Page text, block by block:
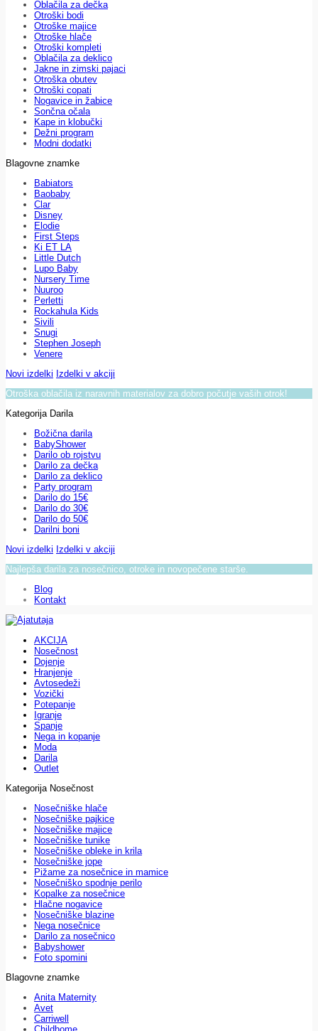
Oblačila za dečka
Otroški bodi
Otroške majice
Otroške hlače
Otroški kompleti
Oblačila za deklico
Jakne in zimski pajaci
Otroška obutev
Otroški copati
Nogavice in žabice
Sončna očala
Kape in klobučki
Dežni program
Modni dodatki
Blagovne znamke
Babiators
Baobaby
Clar
Disney
Elodie
First Steps
Ki ET LA
Little Dutch
Lupo Baby
Nursery Time
Nuuroo
Perletti
Rockahula Kids
Sivili
Snugi
Stephen Joseph
Venere
Novi izdelki Izdelki v akciji
Otroška oblačila iz naravnih materialov za dobro počutje vaših otrok!
Kategorija Darila
Božična darila
BabyShower
Darilo ob rojstvu
Darilo za dečka
Darilo za deklico
Party program
Darilo do 15€
Darilo do 30€
Darilo do 50€
Darilni boni
Novi izdelki Izdelki v akciji
Najlepša darila za nosečnico, otroke in novopečene starše.
Blog
Kontakt
AKCIJA
Nosečnost
Dojenje
Hranjenje
Avtosedeži
Vozički
Potepanje
Igranje
Spanje
Nega in kopanje
Moda
Darila
Outlet
Kategorija Nosečnost
Nosečniške hlače
Nosečniške pajkice
Nosečniške majice
Nosečniške tunike
Nosečniške obleke in krila
Nosečniške jope
Pižame za nosečnice in mamice
Nosečniško spodnje perilo
Kopalke za nosečnice
Hlačne nogavice
Nosečniške blazine
Nega nosečnice
Darilo za nosečnico
Babyshower
Foto spomini
Blagovne znamke
Anita Maternity
Avet
Carriwell